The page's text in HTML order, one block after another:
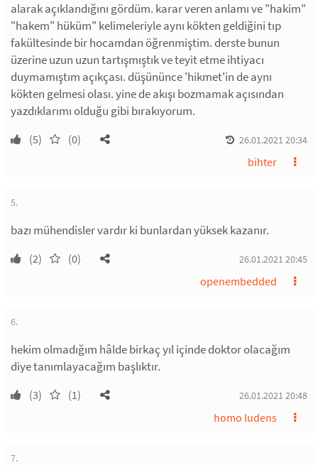
alarak açıklandığını gördüm. karar veren anlamı ve "hakim"
"hakem" hüküm" kelimeleriyle aynı kökten geldiğini tıp
fakültesinde bir hocamdan öğrenmiştim. derste bunun
üzerine uzun uzun tartışmıştık ve teyit etme ihtiyacı
duymamıştım açıkçası. düşününce 'hikmet'in de aynı
kökten gelmesi olası. yine de akışı bozmamak açısından
yazdıklarımı olduğu gibi bırakıyorum.
(5) (0) 26.01.2021 20:34
bihter
5.
bazı mühendisler vardır ki bunlardan yüksek kazanır.
(2) (0) 26.01.2021 20:45
openembedded
6.
hekim olmadığım hâlde birkaç yıl içinde doktor olacağım
diye tanımlayacağım başlıktır.
(3) (1) 26.01.2021 20:48
homo ludens
7.